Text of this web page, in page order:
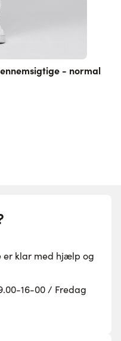
- normal
er klar med hjælp og
16-00 / Fredag